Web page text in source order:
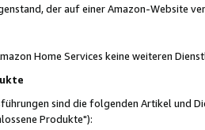
der auf einer Amazon-Website
Home Services keine weiteren
sind die folgenden Artikel und
Produkte"):